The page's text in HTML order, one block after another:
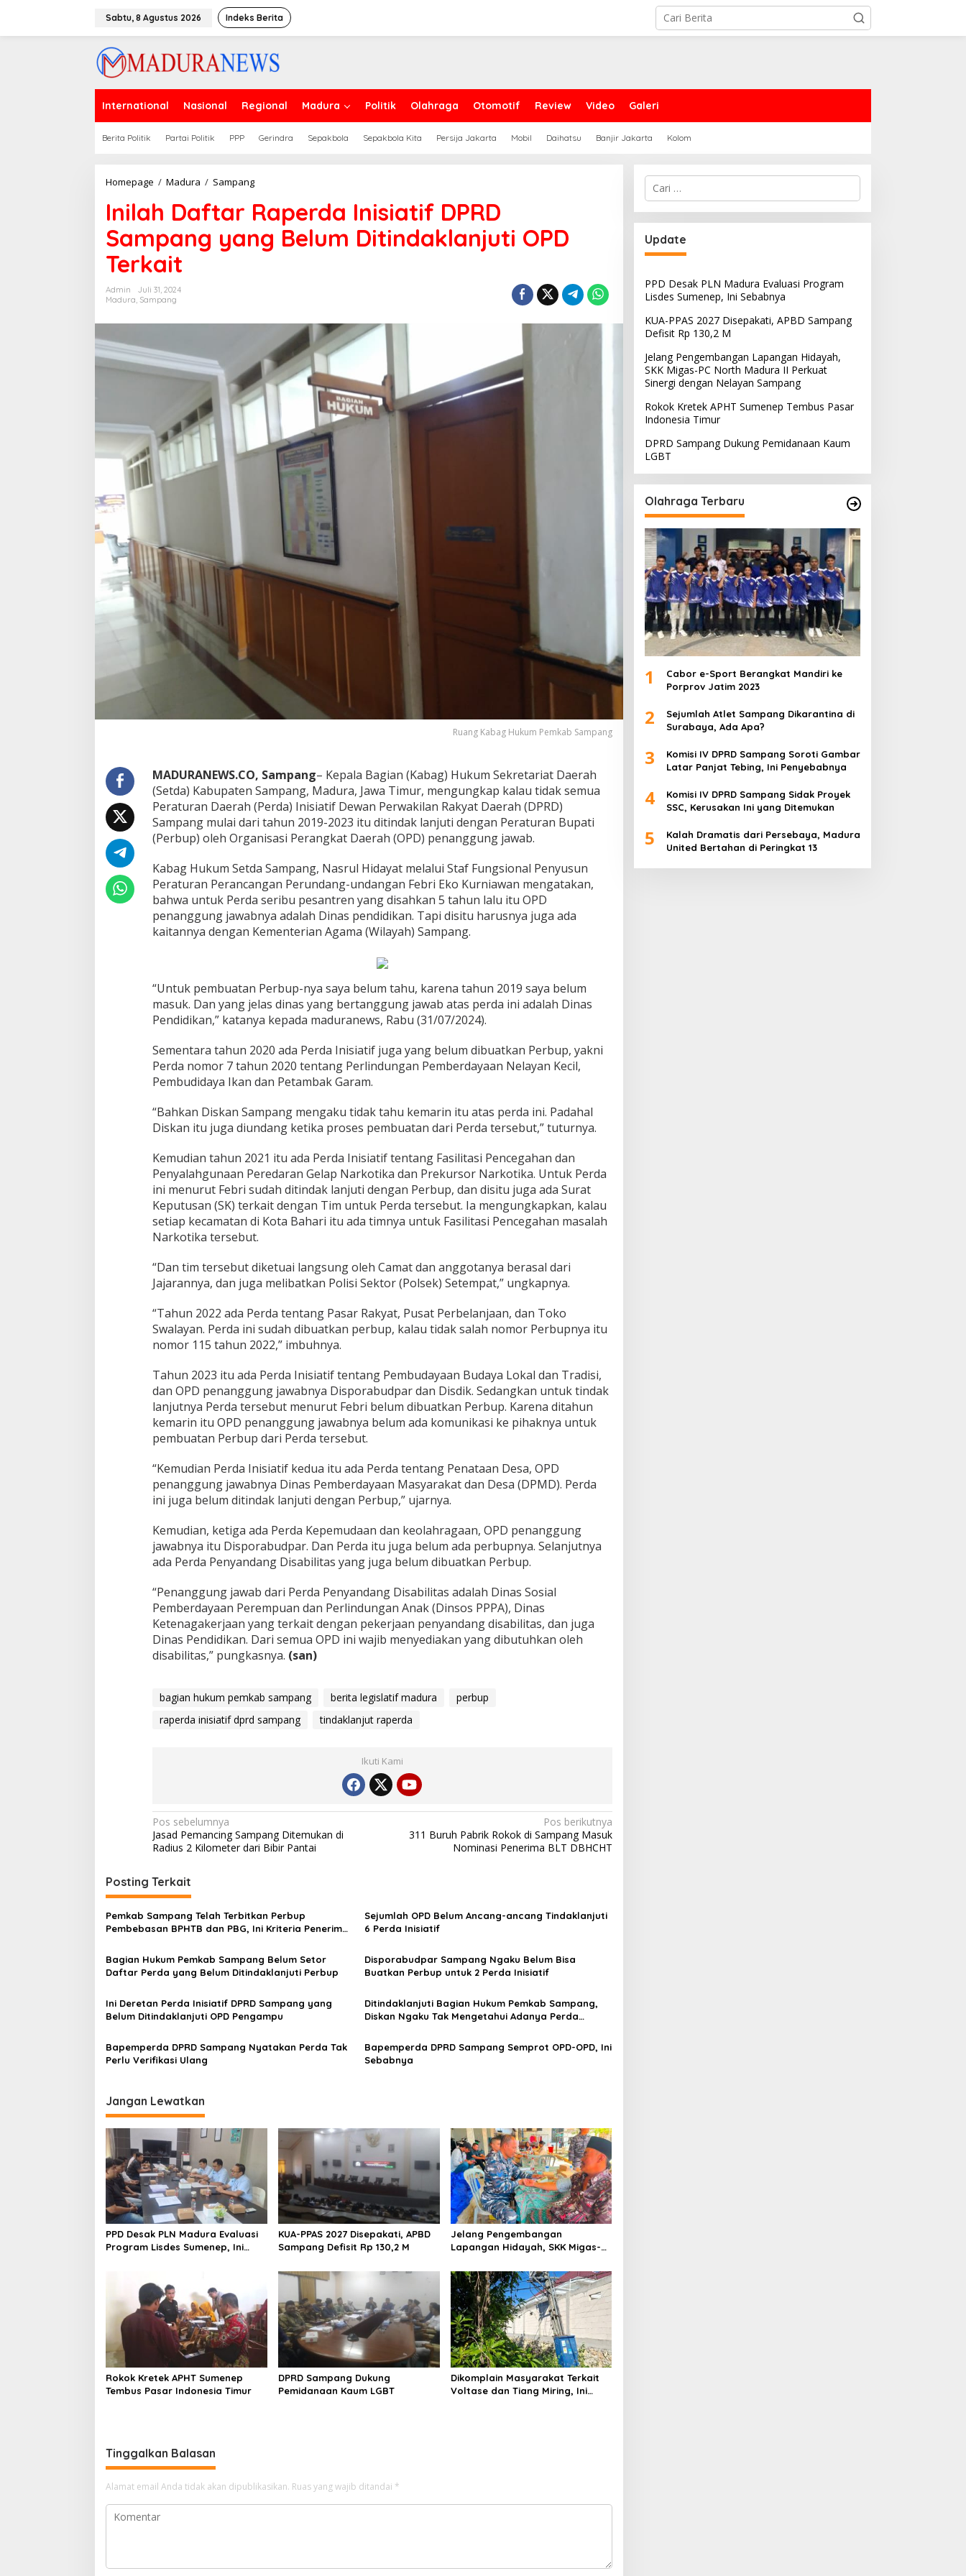
Sabtu, 8 Agustus 2026 Indeks Berita
International Nasional Regional Madura Politik Olahraga Otomotif Review Video Galeri
Berita Politik Partai Politik PPP Gerindra Sepakbola Sepakbola Kita Persija Jakarta Mobil Daihatsu Banjir Jakarta Kolom
Homepage / Madura / SampangInilah
Raperda
Inisiatif
DPRD
Sampang
Inilah Daftar Raperda Inisiatif DPRD
Sampang yang Belum Ditindaklanjuti OPD
Terkait
Admin
Juli 31, 2024
Madura, Sampang
Ruang Kabag Hukum Pemkab Sampang
MADURANEWS.CO, Sampang– Kepala Bagian (Kabag) Hukum Sekretariat Daerah
(Setda) Kabupaten Sampang, Madura, Jawa Timur, mengungkap kalau tidak semua
Peraturan Daerah (Perda) Inisiatif Dewan Perwakilan Rakyat Daerah (DPRD)
Sampang mulai dari tahun 2019-2023 itu ditindak lanjuti dengan Peraturan Bupati
(Perbup) oleh Organisasi Perangkat Daerah (OPD) penanggung jawab.
Kabag Hukum Setda Sampang, Nasrul Hidayat melalui Staf Fungsional Penyusun
Peraturan Perancangan Perundang-undangan Febri Eko Kurniawan mengatakan,
bahwa untuk Perda seribu pesantren yang disahkan 5 tahun lalu itu OPD
penanggung jawabnya adalah Dinas pendidikan. Tapi disitu harusnya juga ada
kaitannya dengan Kementerian Agama (Wilayah) Sampang.
“Untuk pembuatan Perbup-nya saya belum tahu, karena tahun 2019 saya belum
masuk. Dan yang jelas dinas yang bertanggung jawab atas perda ini adalah Dinas
Pendidikan,” katanya kepada maduranews, Rabu (31/07/2024).
Sementara tahun 2020 ada Perda Inisiatif juga yang belum dibuatkan Perbup, yakni
Perda nomor 7 tahun 2020 tentang Perlindungan Pemberdayaan Nelayan Kecil,
Pembudidaya Ikan dan Petambak Garam.
“Bahkan Diskan Sampang mengaku tidak tahu kemarin itu atas perda ini. Padahal
Diskan itu juga diundang ketika proses pembuatan dari Perda tersebut,” tuturnya.
Kemudian tahun 2021 itu ada Perda Inisiatif tentang Fasilitasi Pencegahan dan
Penyalahgunaan Peredaran Gelap Narkotika dan Prekursor Narkotika. Untuk Perda
ini menurut Febri sudah ditindak lanjuti dengan Perbup, dan disitu juga ada Surat
Keputusan (SK) terkait dengan Tim untuk Perda tersebut. Ia mengungkapkan, kalau
setiap kecamatan di Kota Bahari itu ada timnya untuk Fasilitasi Pencegahan masalah
Narkotika tersebut.
“Dan tim tersebut diketuai langsung oleh Camat dan anggotanya berasal dari
Jajarannya, dan juga melibatkan Polisi Sektor (Polsek) Setempat,” ungkapnya.
“Tahun 2022 ada Perda tentang Pasar Rakyat, Pusat Perbelanjaan, dan Toko
Swalayan. Perda ini sudah dibuatkan perbup, kalau tidak salah nomor Perbupnya itu
nomor 115 tahun 2022,” imbuhnya.
Tahun 2023 itu ada Perda Inisiatif tentang Pembudayaan Budaya Lokal dan Tradisi,
dan OPD penanggung jawabnya Disporabudpar dan Disdik. Sedangkan untuk tindak
lanjutnya Perda tersebut menurut Febri belum dibuatkan Perbup. Karena ditahun
kemarin itu OPD penanggung jawabnya belum ada komunikasi ke pihaknya untuk
pembuatan Perbup dari Perda tersebut.
“Kemudian Perda Inisiatif kedua itu ada Perda tentang Penataan Desa, OPD
penanggung jawabnya Dinas Pemberdayaan Masyarakat dan Desa (DPMD). Perda
ini juga belum ditindak lanjuti dengan Perbup,” ujarnya.
Kemudian, ketiga ada Perda Kepemudaan dan keolahragaan, OPD penanggung
jawabnya itu Disporabudpar. Dan Perda itu juga belum ada perbupnya. Selanjutnya
ada Perda Penyandang Disabilitas yang juga belum dibuatkan Perbup.
“Penanggung jawab dari Perda Penyandang Disabilitas adalah Dinas Sosial
Pemberdayaan Perempuan dan Perlindungan Anak (Dinsos PPPA), Dinas
Ketenagakerjaan yang terkait dengan pekerjaan penyandang disabilitas, dan juga
Dinas Pendidikan. Dari semua OPD ini wajib menyediakan yang dibutuhkan oleh
disabilitas,” pungkasnya. (san)
bagian hukum pemkab sampang berita legislatif madura
perbup
raperda inisiatif dprd sampang
tindaklanjut raperda
Ikuti Kami
Navigasi
pos
Pos sebelumnya
Jasad Pemancing Sampang Ditemukan di
Radius 2 Kilometer dari Bibir Pantai
Pos berikutnya
311 Buruh Pabrik Rokok di Sampang Masuk
Nominasi Penerima BLT DBHCHT
Posting Terkait
Pemkab Sampang Telah Terbitkan Perbup
Pembebasan BPHTB dan PBG, Ini Kriteria Penerima
Sejumlah OPD Belum Ancang-ancang Tindaklanjuti
6 Perda Inisiatif
Bagian Hukum Pemkab Sampang Belum Setor
Daftar Perda yang Belum Ditindaklanjuti Perbup
Disporabudpar Sampang Ngaku Belum Bisa
Buatkan Perbup untuk 2 Perda Inisiatif
Ini Deretan Perda Inisiatif DPRD Sampang yang
Belum Ditindaklanjuti OPD Pengampu
Ditindaklanjuti Bagian Hukum Pemkab Sampang,
Diskan Ngaku Tak Mengetahui Adanya Perda
Bapemperda DPRD Sampang Nyatakan Perda Tak
Perlu Verifikasi Ulang
Bapemperda DPRD Sampang Semprot OPD-OPD, Ini
Sebabnya
Jangan Lewatkan
PPD Desak PLN Madura Evaluasi
Program Lisdes Sumenep, Ini
KUA-PPAS 2027 Disepakati, APBD
Sampang Defisit Rp 130,2 M
Jelang Pengembangan
Lapangan Hidayah, SKK Migas-
Sinergi dengan Nelayan
Sampang
Rokok Kretek APHT Sumenep
Tembus Pasar Indonesia Timur
DPRD Sampang Dukung
Pemidanaan Kaum LGBT
Dikomplain Masyarakat Terkait
Voltase dan Tiang Miring, Ini
Tinggalkan Balasan
Alamat email Anda tidak akan dipublikasikan. Ruas yang wajib ditandai *
Cari
untuk:
Update
PPD Desak PLN Madura Evaluasi Program
Lisdes Sumenep, Ini Sebabnya
KUA-PPAS 2027 Disepakati, APBD Sampang
Defisit Rp 130,2 M
Jelang Pengembangan Lapangan Hidayah,
SKK Migas-PC North Madura II Perkuat
Sinergi dengan Nelayan Sampang
Rokok Kretek APHT Sumenep Tembus Pasar
Indonesia Timur
DPRD Sampang Dukung Pemidanaan Kaum
LGBT
Olahraga Terbaru
1
Cabor e-Sport Berangkat Mandiri ke
Porprov Jatim 2023
2
Sejumlah Atlet Sampang Dikarantina di
Surabaya, Ada Apa?
3
Komisi IV DPRD Sampang Soroti Gambar
Latar Panjat Tebing, Ini Penyebabnya
4
Komisi IV DPRD Sampang Sidak Proyek
SSC, Kerusakan Ini yang Ditemukan
5
Kalah Dramatis dari Persebaya, Madura
United Bertahan di Peringkat 13